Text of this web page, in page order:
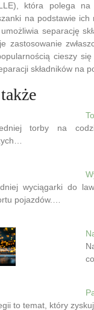
która polega
na podstawie
separację
zastosowanie
cieszy
składników na
torby na
wyciągarki do
pojazdów.…
to temat, który